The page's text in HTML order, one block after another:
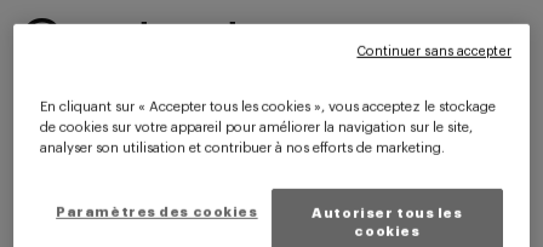
Contact
Donec facilisis tortor ut augue lacinia, at viverra est
semper. Sed sapien metus, scelerisque nec pharetra id,
tempor.Donec facilisis tortor ut augue lacinia, at viverra
En cliquant sur « Accepter tous les cookies », vous acceptez le stockage
de cookies sur votre appareil pour améliorer la navigation sur le site,
analyser son utilisation et contribuer à nos efforts de marketing.
Autoriser tous les
cookies
Paramètres des cookies
Continuer sans accepter